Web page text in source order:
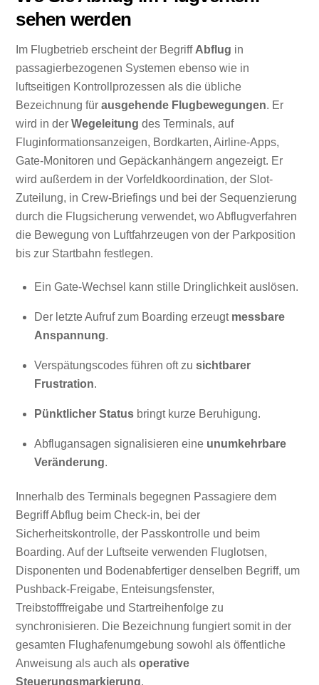
sehen werden
Im Flugbetrieb erscheint der Begriff Abflug in
passagierbezogenen Systemen ebenso wie in
luftseitigen Kontrollprozessen als die übliche
Bezeichnung fürausgehende Flugbewegungen. Er
wird in derWegeleitung des Terminals, auf
Fluginformationsanzeigen, Bordkarten, Airline-Apps,
Gate-Monitoren und Gepäckanhängern angezeigt. Er
wird außerdem in der Vorfeldkoordination, der Slot-
Zuteilung, in Crew-Briefings und bei der Sequenzierung
durch die Flugsicherung verwendet, wo Abflugverfahren
die Bewegung von Luftfahrzeugen von der Parkposition
bis zur Startbahn festlegen.
Ein Gate-Wechsel kann stille Dringlichkeit auslösen.
Der letzte Aufruf zum Boarding erzeugt messbare
Anspannung.
Verspätungscodes führen oft zu sichtbarer
Frustration.
Pünktlicher Status bringt kurze Beruhigung.
Abflugansagen signalisieren eine unumkehrbare
Veränderung.
Innerhalb des Terminals begegnen Passagiere dem
Begriff Abflug beim Check-in, bei der
Sicherheitskontrolle, der Passkontrolle und beim
Boarding. Auf der Luftseite verwenden Fluglotsen,
Disponenten und Bodenabfertiger denselben Begriff, um
Pushback-Freigabe, Enteisungsfenster,
Treibstofffreigabe und Startreihenfolge zu
synchronisieren. Die Bezeichnung fungiert somit in der
gesamten Flughafenumgebung sowohl als öffentliche
Anweisung als auch alsoperative
Steuerungsmarkierung.